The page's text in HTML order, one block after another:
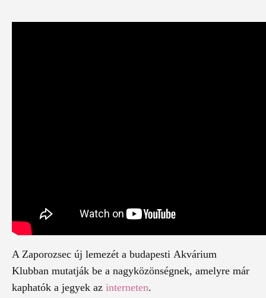
A Zaporozsec új lemezét a budapesti Akvárium
Klubban mutatják be a nagyközönségnek, amelyre már
kaphatók a jegyek az interneten.